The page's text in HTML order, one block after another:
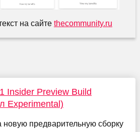
на сайте thecommunity.ru
Insider Preview Build
Experimental)
новую предварительную сборку